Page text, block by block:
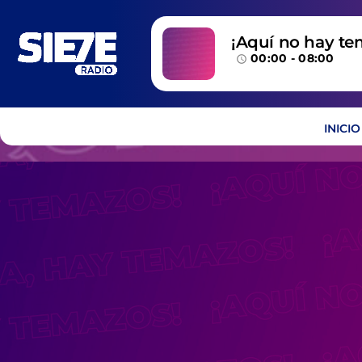
¡Aquí no hay
temazos!
access_time 00:00 - 08:00
INICIO